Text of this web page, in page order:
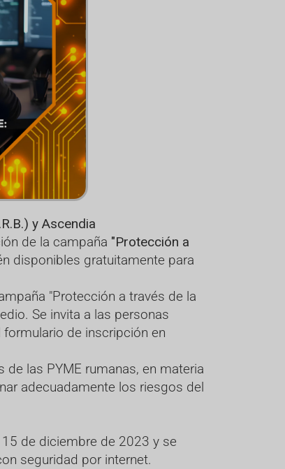
y Ascendia
de la campaña "Protección a
disponibles gratuitamente para
"Protección a través de la
Se invita a las personas
de inscripción en
las PYME rumanas, en materia
adecuadamente los riesgos del
de diciembre de 2023 y se
seguridad por internet.